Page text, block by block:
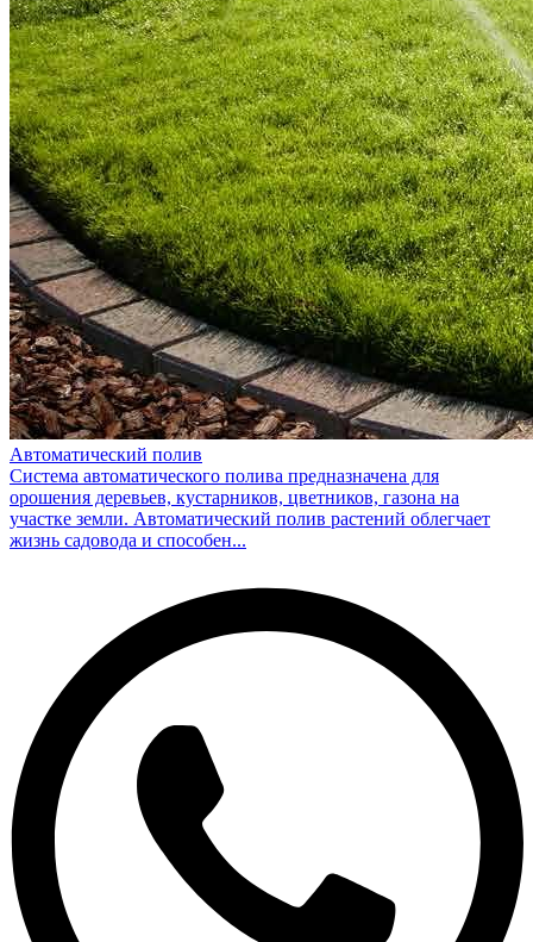
Автоматический полив
Система автоматического полива предназначена для
орошения деревьев, кустарников, цветников, газона на
участке земли. Автоматический полив растений облегчает
жизнь садовода и способен...